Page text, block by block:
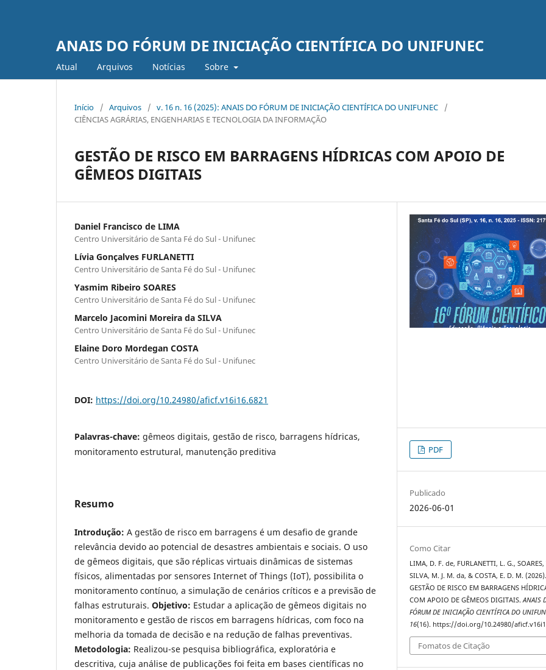
ANAIS DO FÓRUM DE INICIAÇÃO CIENTÍFICA DO UNIFUNEC
Atual Arquivos Notí­cias Sobre
Início / Arquivos / v. 16 n. 16 (2025): ANAIS DO FÓRUM DE INICIAÇÃO CIENTÍFICA DO UNIFUNEC
/
CIÊNCIAS AGRÁRIAS, ENGENHARIAS E TECNOLOGIA DA INFORMAÇÃO
GESTÃO DE RISCO EM BARRAGENS HÍDRICAS COM APOIO DE
GÊMEOS DIGITAIS
Daniel Francisco de LIMA
Centro Universitário de Santa Fé do Sul - Unifunec
Lívia Gonçalves FURLANETTI
Centro Universitário de Santa Fé do Sul - Unifunec
Yasmim Ribeiro SOARES
Centro Universitário de Santa Fé do Sul - Unifunec
Marcelo Jacomini Moreira da SILVA
Centro Universitário de Santa Fé do Sul - Unifunec
Elaine Doro Mordegan COSTA
Centro Universitário de Santa Fé do Sul - Unifunec
DOI: https://doi.org/10.24980/aficf.v16i16.6821
Palavras-chave: gêmeos digitais, gestão de risco, barragens hídricas,
monitoramento estrutural, manutenção preditiva
Resumo
Introdução: A gestão de risco em barragens é um desafio de grande
relevância devido ao potencial de desastres ambientais e sociais. O uso
de gêmeos digitais, que são réplicas virtuais dinâmicas de sistemas
físicos, alimentadas por sensores Internet of Things (IoT), possibilita o
monitoramento contínuo, a simulação de cenários críticos e a previsão de
falhas estruturais. Objetivo: Estudar a aplicação de gêmeos digitais no
monitoramento e gestão de riscos em barragens hídricas, com foco na
melhoria da tomada de decisão e na redução de falhas preventivas.
Metodologia: Realizou-se pesquisa bibliográfica, exploratória e
descritiva, cuja análise de publicações foi feita em bases científicas no
PDF
Publicado
2026-06-01
Como Citar
LIMA, D. F. de, FURLANETTI, L. G., SOARES,
SILVA, M. J. M. da, & COSTA, E. D. M. (2026).
GESTÃO DE RISCO EM BARRAGENS
COM APOIO DE GÊMEOS DIGITAIS.ANAIS
FÓRUM DE INICIAÇÃO CIENTÍFICA DO
16(16). https://doi.org/10.24980/
Fomatos de Citação